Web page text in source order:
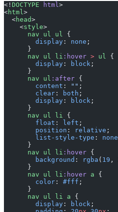
<! DOCTYPE html >
<html >
  <
head>
    <
style>
      nav
ul ul
{
        display
: none ;
      }
      nav
ul li :hover > ul
{
        display
: block ;
      }
      nav
ul :after {
        content
: "" ;
        clear
: both ;
        display
: block ;
      }
      nav
ul li
{
        float
: left ;
        position
: relative ;
        list-style-type
: none
      }
      nav
ul li :hover {
        background
: rgba ( 19 ,
      }
      nav
ul li :hover a {
        color
: #fff ;
      }
      nav
ul li a {
        display
: block ;